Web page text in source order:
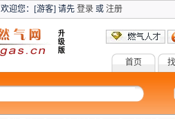
欢迎您：[游客] 请先 登录或 注册
首页
报警系列